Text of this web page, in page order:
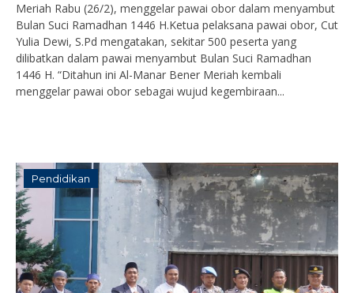
Meriah Rabu (26/2), menggelar pawai obor dalam menyambut
Bulan Suci Ramadhan 1446 H.Ketua pelaksana pawai obor, Cut
Yulia Dewi, S.Pd mengatakan, sekitar 500 peserta yang
dilibatkan dalam pawai menyambut Bulan Suci Ramadhan
1446 H. “Ditahun ini Al-Manar Bener Meriah kembali
menggelar pawai obor sebagai wujud kegembiraan...
Pendidikan